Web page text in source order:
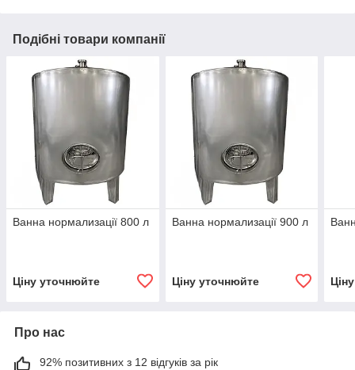
Подібні товари компанії
Ванна нормализації 800 л
Ціну уточнюйте
Ванна нормализації 900 л
Ціну уточнюйте
Про нас
92% позитивних з 12 відгуків за рік